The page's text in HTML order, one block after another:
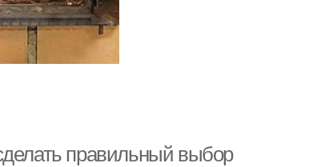
правильный выбор